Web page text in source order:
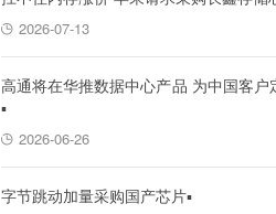
2026-07-13
高通将在华推数据中心产品 为中国客户
▪
2026-06-26
字节跳动加量采购国产芯片▪